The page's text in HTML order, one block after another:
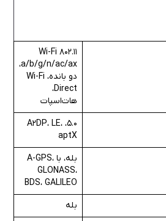
Wi-Fi 802.11
a/b/g/n/ac/ax،
دو بانده، Wi-Fi
Direct،
هات‌اسپات
5.0، A2DP، LE،
aptX
بله، با A-GPS،
GLONASS،
BDS، GALILEO
بله